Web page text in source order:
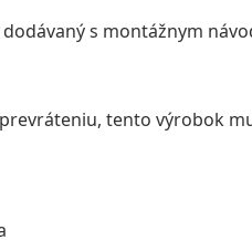
s montážnym
tento výrobok